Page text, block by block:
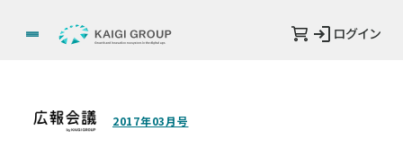
ログイン
2017年03月号